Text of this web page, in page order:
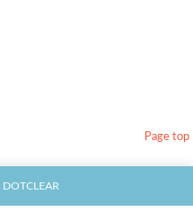
DOTCLEAR
Page top